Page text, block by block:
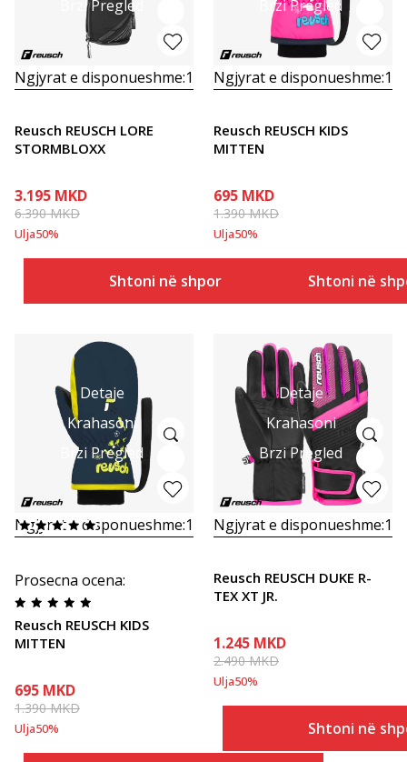
Brzi Pregled
Ngjyrat e disponueshme:1
Reusch REUSCH LORE
STORMBLOXX
3.195 MKD
6.390MKD
Ulja50%
Shtoni në shportë
Brzi Pregled
Ngjyrat e disponueshme:1
Reusch REUSCH KIDS
MITTEN
695 MKD
1.390MKD
Ulja50%
Shtoni në
Detaje
Krahasoni
Brzi Pregled
Ngjyrat e disponueshme:1
Prosecna ocena:
Reusch REUSCH KIDS
MITTEN
695 MKD
1.390MKD
Ulja50%
Detaje
Krahasoni
Brzi Pregled
Ngjyrat e disponueshme:1
Reusch REUSCH DUKE R-
TEX XT JR.
1.245 MKD
2.490MKD
Ulja50%
Shtoni në